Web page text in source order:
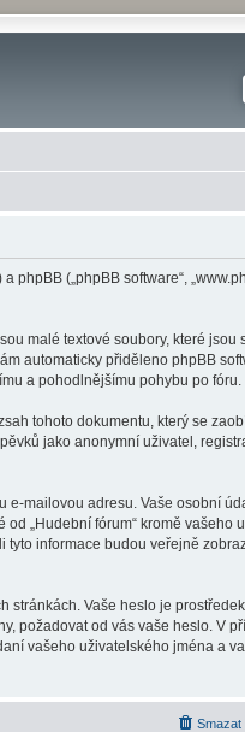
phpBB („phpBB software“,
malé textové soubory, které jsou
automaticky přiděleno phpBB
a pohodlnějšímu pohybu po fóru.
tohoto dokumentu, který se
jako anonymní uživatel,
mailovou adresu. Vaše osobní
„Hudební fórum“ kromě vašeho
informace budou veřejně
Vaše heslo je
požadovat od vás vaše heslo. V
vašeho uživatelského jména a
Smazat